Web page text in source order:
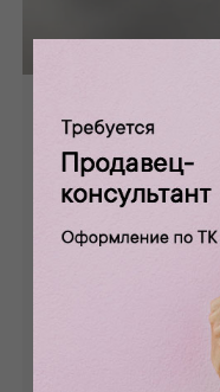
Неопрен белый ТР
- 025/4
Состав: 100% пэ
Забронировать